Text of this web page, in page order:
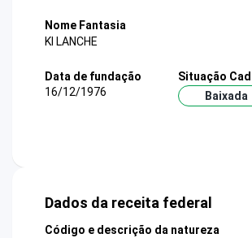
Nome Fantasia
KI LANCHE
Data de fundação
16/12/1976
Situação
Baixada
Dados da receita federal
Código e descrição da natureza